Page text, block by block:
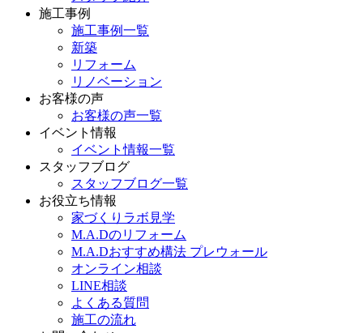
施工事例
施工事例一覧
新築
リフォーム
リノベーション
お客様の声
お客様の声一覧
イベント情報
イベント情報一覧
スタッフブログ
スタッフブログ一覧
お役立ち情報
家づくりラボ見学
M.A.Dのリフォーム
M.A.Dおすすめ構法 プレウォール
オンライン相談
LINE相談
よくある質問
施工の流れ